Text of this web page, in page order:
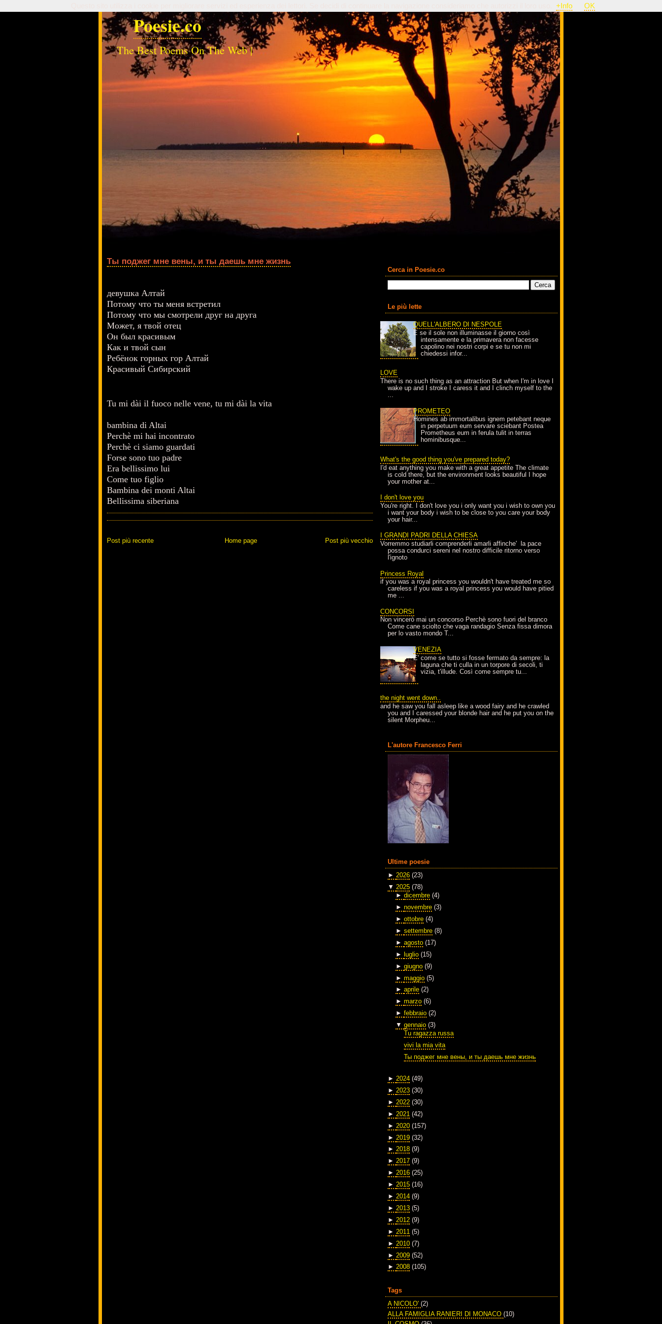
Poesie.co
The Best Poems On The Web |
Ты поджег мне вены, и ты даешь мне жизнь
девушка Алтай
Потому что ты меня встретил
Потому что мы смотрели друг на друга
Может, я твой отец
Он был красивым
Как и твой сын
Ребёнок горных гор Алтай
Красивый Сибирский
Tu mi dài il fuoco nelle vene, tu mi dài la vita
bambina di Altai
Perchè mi hai incontrato
Perchè ci siamo guardati
Forse sono tuo padre
Era bellissimo lui
Come tuo figlio
Bambina dei monti Altai
Bellissima siberiana
Post più recente Post più vecchio
Home page
Cerca in Poesie.co
Le più lette
QUELL'ALBERO DI NESPOLE
E se il sole non illuminasse il giorno così
intensamente e la primavera non facesse
capolino nei nostri corpi e se tu non mi
chiedessi infor...
LOVE
There is no such thing as an attraction But when I'm in love I
wake up and I stroke I caress it and I clinch myself to the
...
PROMETEO
Homines ab immortalibus ignem petebant neque
in perpetuum eum servare sciebant Postea
Prometheus eum in ferula tulit in terras
hominibusque...
What's the good thing you've prepared today?
I'd eat anything you make with a great appetite The climate
is cold there, but the environment looks beautiful I hope
your mother at...
I don't love you
You're right. I don't love you i only want you i wish to own you
i want your body i wish to be close to you care your body
your hair...
I GRANDI PADRI DELLA CHIESA
Vorremmo studiarli comprenderli amarli affinche' la pace
possa condurci sereni nel nostro difficile ritorno verso
l'ignoto
Princess Royal
if you was a royal princess you wouldn't have treated me so
careless if you was a royal princess you would have pitied
me ...
CONCORSI
Non vincerò mai un concorso Perchè sono fuori del branco
Come cane sciolto che vaga randagio Senza fissa dimora
per lo vasto mondo T...
VENEZIA
E' come se tutto si fosse fermato da sempre: la
laguna che ti culla in un torpore di secoli, ti
vizia, t'illude. Così come sempre tu...
the night went down..
and he saw you fall asleep like a wood fairy and he crawled
you and I caressed your blonde hair and he put you on the
silent Morpheu...
L'autore Francesco Ferri
Ultime poesie
► 2026 (23)
▼ 2025 (78)
► dicembre (4)
► novembre (3)
► ottobre (4)
► settembre (8)
► agosto (17)
► luglio (15)
► giugno (9)
► maggio (5)
► aprile (2)
► marzo (6)
► febbraio (2)
▼ gennaio (3)
Tu ragazza russa
vivi la mia vita
Ты поджег мне вены, и ты даешь мне жизнь
► 2024 (49)
► 2023 (30)
► 2022 (30)
► 2021 (42)
► 2020 (157)
► 2019 (32)
► 2018 (9)
► 2017 (9)
► 2016 (25)
► 2015 (16)
► 2014 (9)
► 2013 (5)
► 2012 (9)
► 2011 (5)
► 2010 (7)
► 2009 (52)
► 2008 (105)
Tags
A NICOLO' (2)
ALLA FAMIGLIA RANIERI DI MONACO (10)
+Info OK